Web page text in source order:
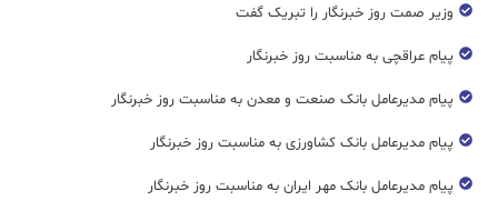
وزیر صمت روز خبرنگار را تبریک گفت
پیام عراقچی به مناسبت روز خبرنگار
پیام مدیرعامل بانک صنعت و معدن به مناسبت روز خبرنگار
پیام مدیرعامل بانک کشاورزی به مناسبت روز خبرنگار
پیام مدیرعامل بانک مهر ایران به مناسبت روز خبرنگار